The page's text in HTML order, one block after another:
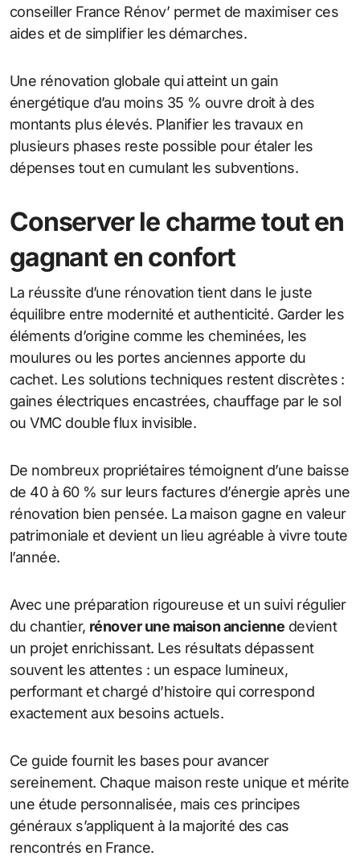
conseiller France Rénov’ permet de maximiser ces
aides et de simplifier les démarches.
Une rénovation globale qui atteint un gain
énergétique d’au moins 35 % ouvre droit à des
montants plus élevés. Planifier les travaux en
plusieurs phases reste possible pour étaler les
dépenses tout en cumulant les subventions.
Conserver le charme tout en
gagnant en confort
La réussite d’une rénovation tient dans le juste
équilibre entre modernité et authenticité. Garder les
éléments d’origine comme les cheminées, les
moulures ou les portes anciennes apporte du
cachet. Les solutions techniques restent discrètes :
gaines électriques encastrées, chauffage par le sol
ou VMC double flux invisible.
De nombreux propriétaires témoignent d’une baisse
de 40 à 60 % sur leurs factures d’énergie après une
rénovation bien pensée. La maison gagne en valeur
patrimoniale et devient un lieu agréable à vivre toute
l’année.
Avec une préparation rigoureuse et un suivi régulier
du chantier, rénover une maison ancienne devient
un projet enrichissant. Les résultats dépassent
souvent les attentes : un espace lumineux,
performant et chargé d’histoire qui correspond
exactement aux besoins actuels.
Ce guide fournit les bases pour avancer
sereinement. Chaque maison reste unique et mérite
une étude personnalisée, mais ces principes
généraux s’appliquent à la majorité des cas
rencontrés en France.